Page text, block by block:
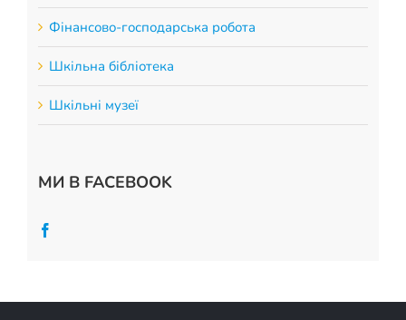
Фінансово-господарська робота
Шкільна бібліотека
Шкільні музеї
МИ В FACEBOOK